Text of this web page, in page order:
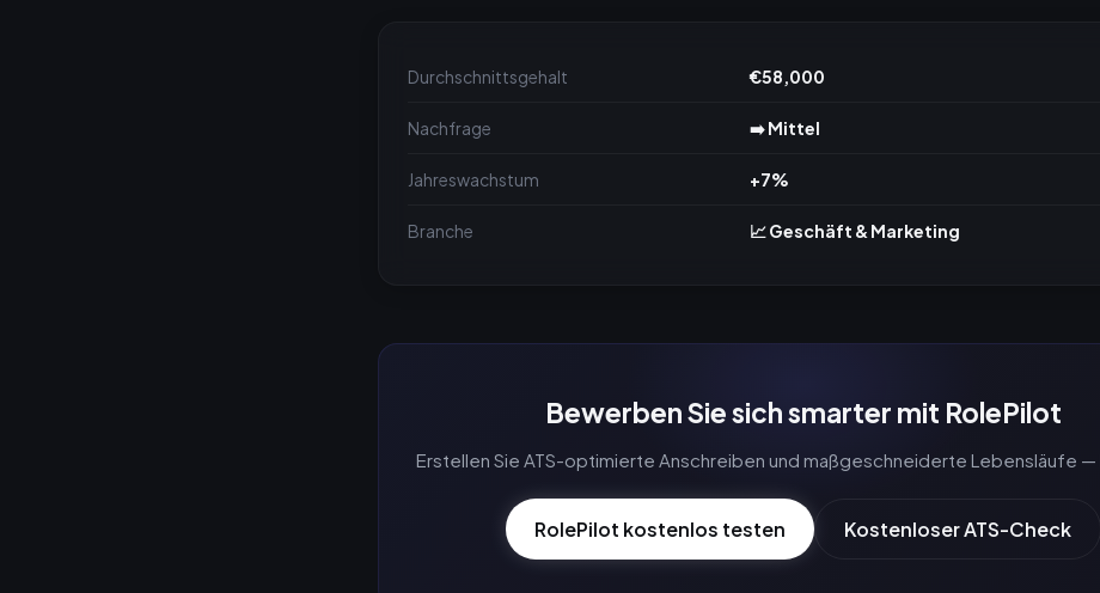
Durchschnittsgehalt €58,000
Nachfrage ➡️ Mittel
Jahreswachstum +7%
Branche 📈 Geschäft & Marketing
Bewerben Sie sich smarter mit RolePilot
Erstellen Sie ATS-optimierte Anschreiben und maßgeschneiderte Lebensläufe —
RolePilot kostenlos testen Kostenloser ATS-Check